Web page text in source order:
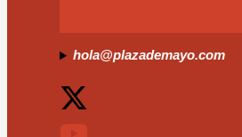
hola@plazademayo.com